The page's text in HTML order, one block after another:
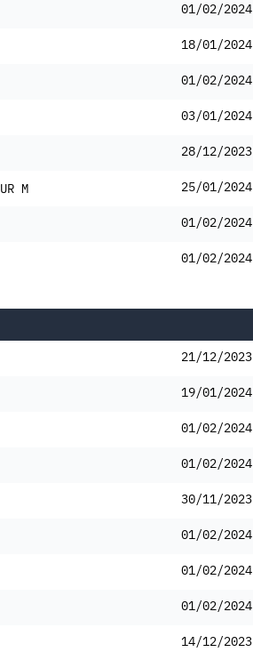
01/02/2024
18/01/2024
01/02/2024
03/01/2024
28/12/2023
M 25/01/2024
01/02/2024
01/02/2024
21/12/2023
19/01/2024
01/02/2024
01/02/2024
30/11/2023
01/02/2024
01/02/2024
01/02/2024
14/12/2023